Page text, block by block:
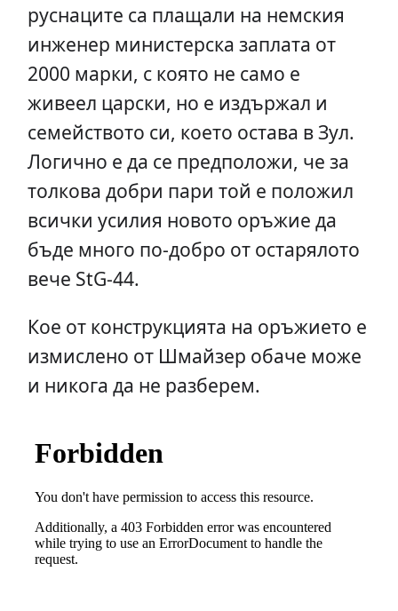
руснаците са плащали на немския
инженер министерска заплата от
2000 марки, с която не само е
живеел царски, но е издържал и
семейството си, което остава в Зул.
Логично е да се предположи, че за
толкова добри пари той е положил
всички усилия новото оръжие да
бъде много по-добро от oстарялото
вече StG-44.
Кое от конструкцията на оръжието е
измислено от Шмайзер обаче може
и никога да не разберем.